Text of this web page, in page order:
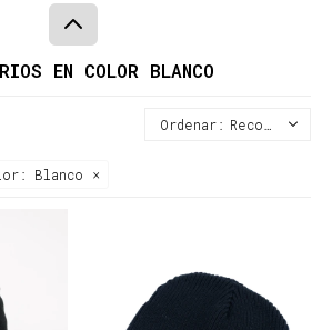
EN COLOR BLANCO
Recomendados
Blanco